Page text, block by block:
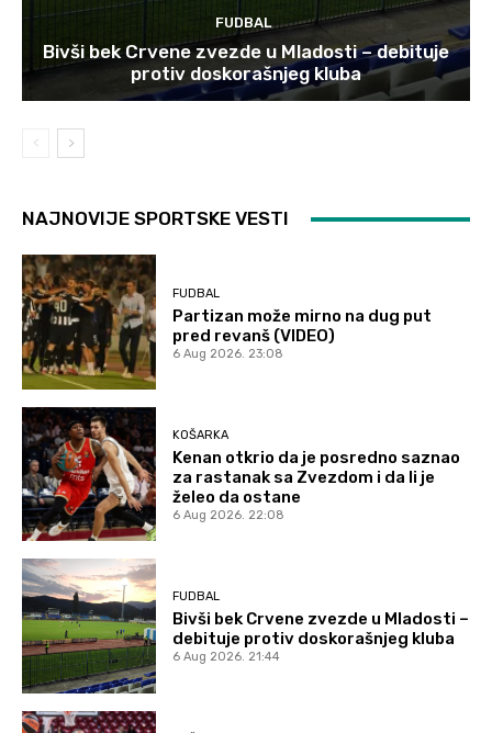
FUDBAL
Bivši bek Crvene zvezde u Mladosti – debituje
protiv doskorašnjeg kluba
NAJNOVIJE SPORTSKE VESTI
FUDBAL
Partizan može mirno na dug put
pred revanš (VIDEO)
6 Aug 2026. 23:08
KOŠARKA
Kenan otkrio da je posredno saznao
za rastanak sa Zvezdom i da li je
želeo da ostane
6 Aug 2026. 22:08
FUDBAL
Bivši bek Crvene zvezde u Mladosti –
debituje protiv doskorašnjeg kluba
6 Aug 2026. 21:44